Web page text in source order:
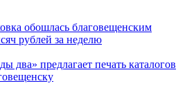
обошлась благовещенским
рублей за неделю
два» предлагает печать каталогов